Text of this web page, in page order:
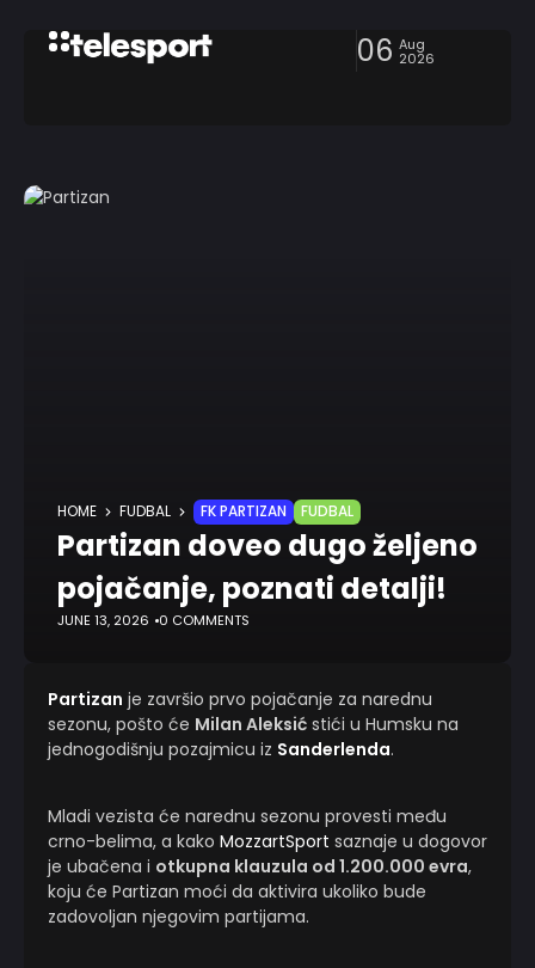
06 Aug
2026
HOME FUDBAL FK PARTIZAN FUDBAL
Partizan doveo dugo željeno
pojačanje, poznati detalji!
JUNE 13, 2026 0 COMMENTS
Partizan je završio prvo pojačanje za narednu
sezonu, pošto će Milan Aleksić stići u Humsku na
jednogodišnju pozajmicu iz Sanderlenda.
Mladi vezista će narednu sezonu provesti među
crno-belima, a kako MozzartSport saznaje u dogovor
je ubačena i otkupna klauzula od 1.200.000 evra,
koju će Partizan moći da aktivira ukoliko bude
zadovoljan njegovim partijama.